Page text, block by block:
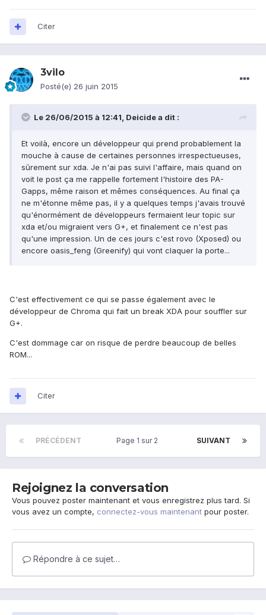
Citer
3vilo
Posté(e) 26 juin 2015
Le 26/06/2015 à 12:41, Deicide a dit :
Et voilà, encore un développeur qui prend probablement la
mouche à cause de certaines personnes irrespectueuses,
sûrement sur xda. Je n'ai pas suivi l'affaire, mais quand on
voit le post ça me rappelle fortement l'histoire des PA-
Gapps, même raison et mêmes conséquences. Au final ça
ne m'étonne même pas, il y a quelques temps j'avais trouvé
qu'énormément de développeurs fermaient leur topic sur
xda et/ou migraient vers G+, et finalement ce n'est pas
qu'une impression. Un de ces jours c'est rovo (Xposed) ou
encore oasis_feng (Greenify) qui vont claquer la porte...
C'est effectivement ce qui se passe également avec le
développeur de Chroma qui fait un break XDA pour souffler sur
G+.
C'est dommage car on risque de perdre beaucoup de belles
ROM...
Citer
PRÉCÉDENT SUIVANT
Page 1 sur 2
Rejoignez la conversation
Vous pouvez poster maintenant et vous enregistrez plus tard. Si
vous avez un compte, connectez-vous maintenant pour poster.
Répondre à ce sujet…